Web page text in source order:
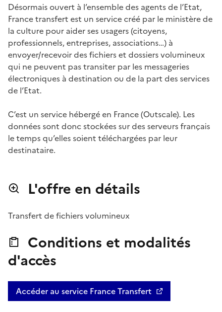
Désormais ouvert à l’ensemble des agents de l’Etat,
France transfert est un service créé par le ministère de
la culture pour aider ses usagers (citoyens,
professionnels, entreprises, associations…) à
envoyer/recevoir des fichiers et dossiers volumineux
qui ne peuvent pas transiter par les messageries
électroniques à destination ou de la part des services
de l’Etat.
C’est un service hébergé en France (Outscale). Les
données sont donc stockées sur des serveurs français
le temps qu’elles soient téléchargées par leur
destinataire.
L'offre en détails
Transfert de fichiers volumineux
Conditions et modalités
d'accès
Accéder au service France Transfert